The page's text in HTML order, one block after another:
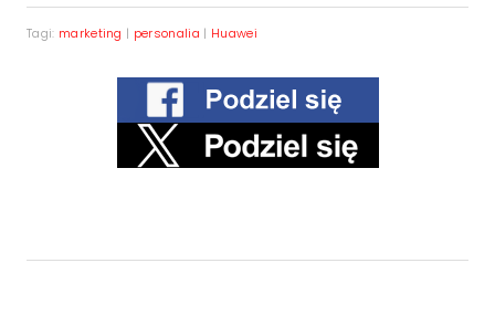
Tagi: marketing | personalia | Huawei